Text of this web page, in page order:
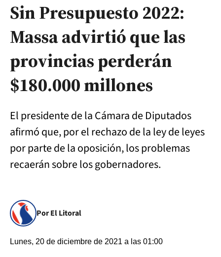
Sin Presupuesto 2022:
Massa advirtió que las
provincias perderán
$180.000 millones
El presidente de la Cámara de Diputados
afirmó que, por el rechazo de la ley de leyes
por parte de la oposición, los problemas
recaerán sobre los gobernadores.
Por El Litoral
Lunes, 20 de diciembre de 2021 a las 01:00